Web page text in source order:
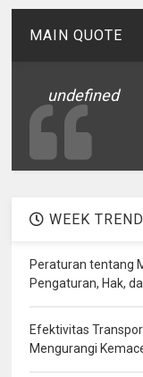
MAIN QUOTE
undefined
WEEK
Peraturan tentang
Pengaturan, Hak,
Efektivitas
Mengurangi